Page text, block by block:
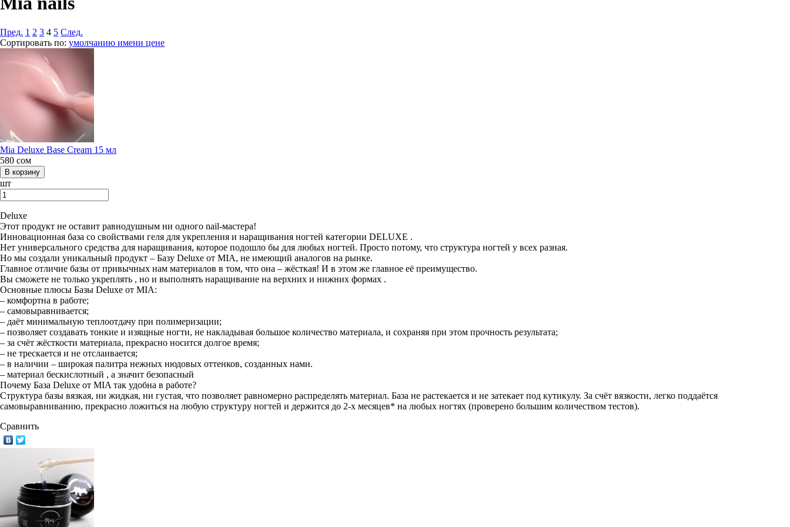
Пред. 1 2 3 4 5 След.
Сортировать по: умолчанию имени цене
Mia Deluxe Base Cream 15 мл
580 сом
шт
Deluxe
Этот продукт не оставит равнодушным ни одного nail-мастера!
Инновационная база со свойствами геля для укрепления и наращивания ногтей категории DELUXE .
Нет универсального средства для наращивания, которое подошло бы для любых ногтей. Просто потому, что структура ногтей у всех разная.
Но мы создали уникальный продукт – Базу Deluxe от MIA, не имеющий аналогов на рынке.
Главное отличие базы от привычных нам материалов в том, что она – жёсткая! И в этом же главное её преимущество.
Вы сможете не только укреплять , но и выполнять наращивание на верхних и нижних формах .
Основные плюсы Базы Deluxe от MIA:
– комфортна в работе;
– самовыравнивается;
– даёт минимальную теплоотдачу при полимеризации;
– позволяет создавать тонкие и изящные ногти, не накладывая большое количество материала, и сохраняя при этом прочность результата;
– за счёт жёсткости материала, прекрасно носится долгое время;
– не трескается и не отслаивается;
– в наличии – широкая палитра нежных нюдовых оттенков, созданных нами.
– материал бескислотный , а значит безопасный
Почему База Deluxe от MIA так удобна в работе?
Структура базы вязкая, ни жидкая, ни густая, что позволяет равномерно распределять материал. База не растекается и не затекает под кутикулу. За счёт вязкости, легко поддаётся
самовыравниванию, прекрасно ложиться на любую структуру ногтей и держится до 2-х месяцев* на любых ногтях (проверено большим количеством тестов).
Сравнить